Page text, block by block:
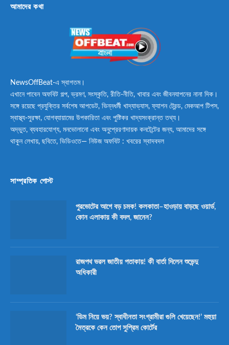
আমাদের কথা
NewsOffBeat-এ স্বাগতম।
এখানে পাবেন অফবিট গল্প, ভ্রমণ, সংস্কৃতি, রীতি-নীতি, খাবার এবং জীবনযাপনের নানা দিক।
সঙ্গে রয়েছে প্রযুক্তির সর্বশেষ আপডেট, ভিন্নধর্মী খাদ্যাভ্যাস, ফ্যাশন ট্রেন্ড, মেকআপ টিপস,
স্বাস্থ্য-সুরক্ষা, যোগব্যায়ামের উপকারিতা এবং পুষ্টিকর খাদ্যসংক্রান্ত তথ্য।
অদ্ভুত, ব্যবহারযোগ্য, মনভোলানো এবং অনুপ্রেরণাদায়ক কনটেন্টের জন্য, আমাদের সঙ্গে
থাকুন লেখায়, ছবিতে, ভিডিওতে— নিউজ অফবিট : খবরের স্বাদবদল
সাম্প্রতিক পোস্ট
পুরভোটের আগে বড় চমক! কলকাতা–হাওড়ায় বাড়ছে ওয়ার্ড,
কোন এলাকায় কী বদল, জানেন?
রাজপথ ভরল জাতীয় পতাকায়! কী বার্তা দিলেন শুভেন্দু
অধিকারী
‘ডিম নিয়ে ভয়? স্বাধীনতা সংগ্রামীরা গুলি খেয়েছেন!’ মহুয়া
মৈত্রকে কেন তোপ সুপ্রিম কোর্টের